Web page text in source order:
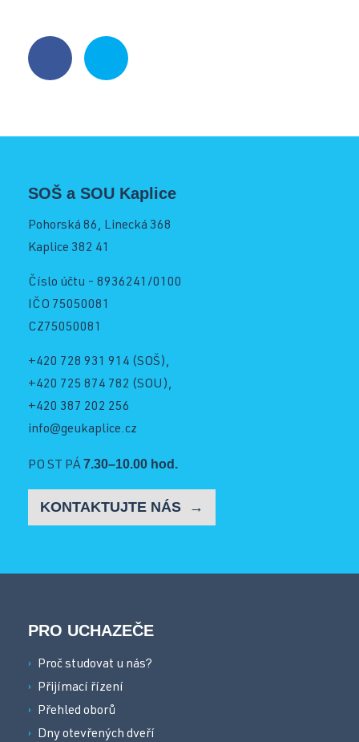
Strojní mechanik
Mechanik opravář motorových vozidel
Kuchař-číšník
Bezpečnostní služby
Informace pro rodiče 1. ročníků
Bakaláři SOŠ
Bakaláři SOU
Schránka důvěry
Facebook
Instagram
SOŠ a SOU Kaplice
Pohorská 86, Linecká 368
Kaplice 382 41
Číslo účtu - 8936241/0100
IČO 75050081
CZ75050081
+420 728 931 914 (SOŠ),
+420 725 874 782 (SOU),
+420 387 202 256
info@geukaplice.cz
PO ST PÁ7.30–10.00 hod.
KONTAKTUJTE NÁS
PRO UCHAZEČE
Proč studovat u nás?
Přijímací řízení
Přehled oborů
Dny otevřených dveří